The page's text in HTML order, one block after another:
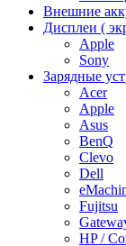
Внешние
Дисплеи (
Apple
Sony
Зарядные
Acer
Apple
Asus
BenQ
Clevo
Dell
Fujitsu
HP /